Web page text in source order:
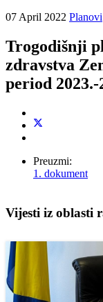
07 April 2022 Planovi
Trogodišnji
zdravstva
period 2023.-
Preuzmi:
1. dokument
Vijesti iz oblasti